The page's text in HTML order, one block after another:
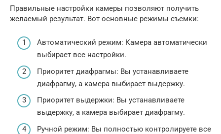
Правильные настройки камеры позволяют получить
желаемый результат. Вот основные режимы съемки:
Автоматический режим: Камера автоматически
выбирает все настройки.
Приоритет диафрагмы: Вы устанавливаете
диафрагму, а камера выбирает выдержку.
Приоритет выдержки: Вы устанавливаете
выдержку, а камера выбирает диафрагму.
Ручной режим: Вы полностью контролируете все